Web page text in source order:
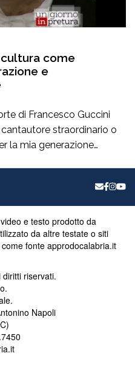
cultura come
e
di Francesco Guccini
straordinario o
la mia generazione
culturale, uno di quei
pensare prima ancora
e testo prodotto da
da altre testate o siti
fonte approdocalabria.it
riservati.
Napoli